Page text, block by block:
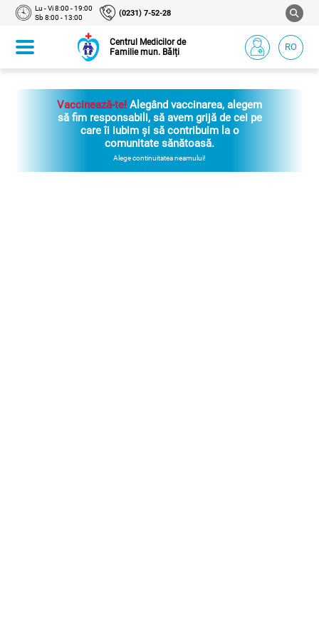
Lu - Vi 8:00 - 19:00
Sb 8:00 - 13:00
(0231) 7-52-28
Centrul Medicilor de
Familie mun. Bălți
RO
Vaccinează-te! Alegând vaccinarea, alegem
să fim responsabili, să avem grijă de cei pe
care îi iubim și să contribuim la o
comunitate sănătoasă.
Alege continuitatea neamului!